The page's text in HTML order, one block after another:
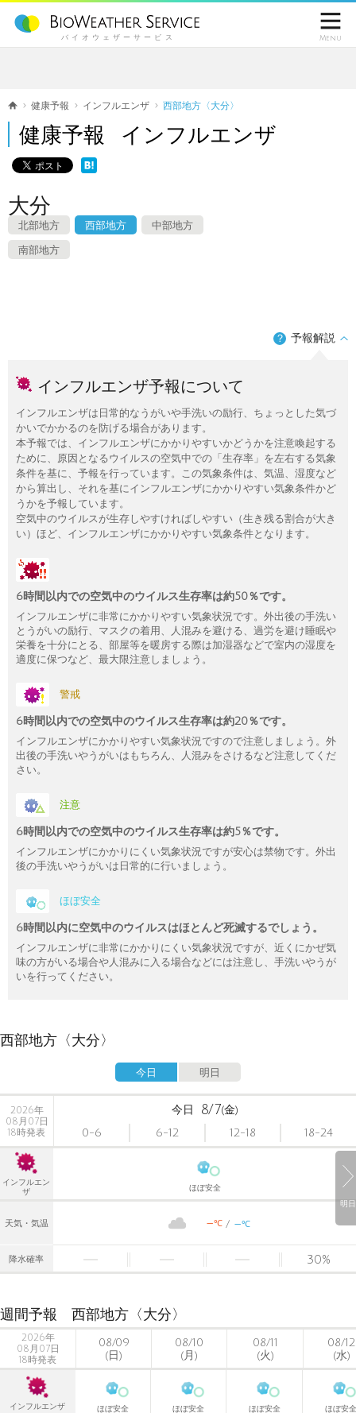
バイオウェザーサービス

Menu
健康予報 インフルエンザ 西部地方〈大分〉
健康予報 インフルエンザ
大分
北部地方 西部地方 中部地方
南部地方
？ 予報解説
インフルエンザ予報について
インフルエンザは日常的なうがいや手洗いの励行、ちょっとした気づ
かいでかかるのを防げる場合があります。
本予報では、インフルエンザにかかりやすいかどうかを注意喚起する
ために、原因となるウイルスの空気中での「生存率」を左右する気象
条件を基に、予報を行っています。この気象条件は、気温、湿度など
から算出し、それを基にインフルエンザにかかりやすい気象条件かど
うかを予報しています。
空気中のウイルスが生存しやすければしやすい（生き残る割合が大き
い）ほど、インフルエンザにかかりやすい気象条件となります。
6時間以内での空気中のウイルス生存率は約50％です。
インフルエンザに非常にかかりやすい気象状況です。外出後の手洗い
とうがいの励行、マスクの着用、人混みを避ける、過労を避け睡眠や
栄養を十分にとる、部屋等を暖房する際は加湿器などで室内の湿度を
適度に保つなど、最大限注意しましょう。
警戒
6時間以内での空気中のウイルス生存率は約20％です。
インフルエンザにかかりやすい気象状況ですので注意しましょう。外
出後の手洗いやうがいはもちろん、人混みをさけるなど注意してくだ
さい。
注意
6時間以内での空気中のウイルス生存率は約5％です。
インフルエンザにかかりにくい気象状況ですが安心は禁物です。外出
後の手洗いやうがいは日常的に行いましょう。
ほぼ安全
6時間以内に空気中のウイルスはほとんど死滅するでしょう。
インフルエンザに非常にかかりにくい気象状況ですが、近くにかぜ気
味の方がいる場合や人混みに入る場合などには注意し、手洗いやうが
いを行ってください。
西部地方〈大分〉
今日 明日
明日
2026年
08月07日
18時発表
今日 8/7(金)
0-6
6-12 12-18 18-24
インフルエン
ザ
ほぼ安全
天気・気温 -℃ -℃
降水確率 30%
週間予報 西部地方〈大分〉
2026年
08月07日
18時発表
08/09
(日)
08/10
(月)
08/11
(火)
08/12
(水)
インフルエンザ ほぼ安全 ほぼ安全 ほぼ安全 ほぼ安全